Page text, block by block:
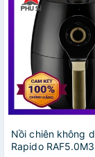
Nồi chiên không
Rapido